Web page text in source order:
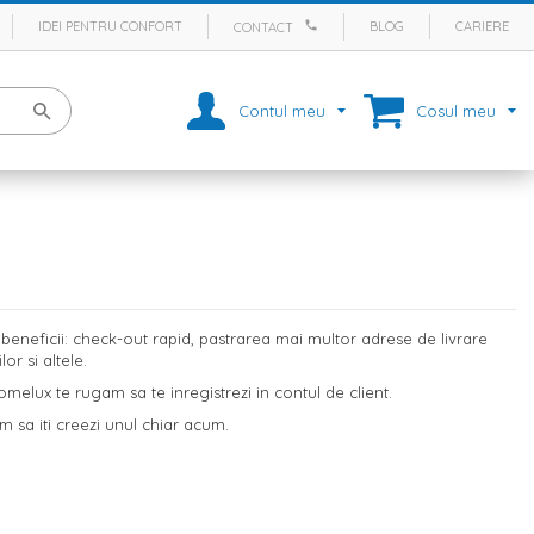
IDEI PENTRU CONFORT CONTACT BLOG CARIERE
Contul meu Cosul meu
check-out rapid, pastrarea mai multor adrese de livrare
si altele.
te rugam sa te inregistrezi in contul de client.
sa iti creezi unul chiar acum.